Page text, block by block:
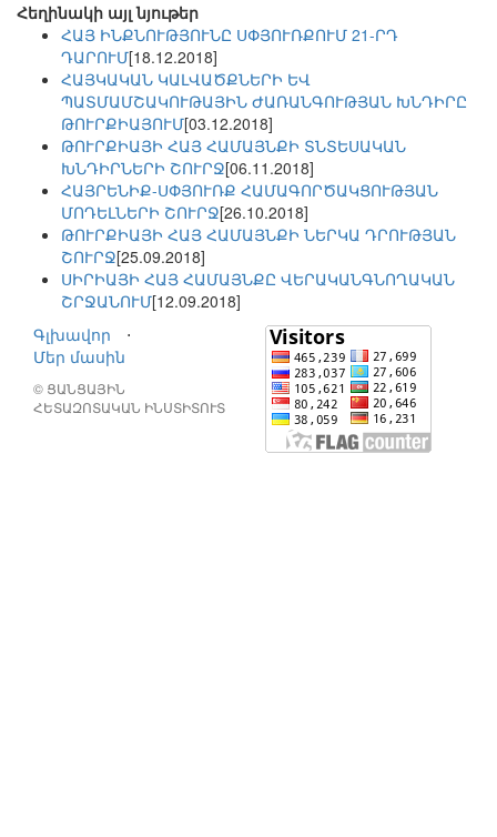
Հեղինակի այլ նյութեր
ՀԱՅ ԻՆՔՆՈՒԹՅՈՒՆԸ ՍՓՅՈՒՌՔՈՒՄ 21-ՐԴ
ԴԱՐՈՒՄ[18.12.2018]
ՀԱՅԿԱԿԱՆ ԿԱԼՎԱԾՔՆԵՐԻ ԵՎ
ՊԱՏՄԱՄՇԱԿՈՒԹԱՅԻՆ ԺԱՌԱՆԳՈՒԹՅԱՆ ԽՆԴԻՐԸ
ԹՈՒՐՔԻԱՅՈՒՄ[03.12.2018]
ԹՈՒՐՔԻԱՅԻ ՀԱՅ ՀԱՄԱՅՆՔԻ ՏՆՏԵՍԱԿԱՆ
ԽՆԴԻՐՆԵՐԻ ՇՈՒՐՋ[06.11.2018]
ՀԱՅՐԵՆԻՔ-ՍՓՅՈՒՌՔ ՀԱՄԱԳՈՐԾԱԿՑՈՒԹՅԱՆ
ՄՈԴԵԼՆԵՐԻ ՇՈՒՐՋ[26.10.2018]
ԹՈՒՐՔԻԱՅԻ ՀԱՅ ՀԱՄԱՅՆՔԻ ՆԵՐԿԱ ԴՐՈՒԹՅԱՆ
ՇՈՒՐՋ[25.09.2018]
ՍԻՐԻԱՅԻ ՀԱՅ ՀԱՄԱՅՆՔԸ ՎԵՐԱԿԱՆԳՆՈՂԱԿԱՆ
ՇՐՋԱՆՈՒՄ[12.09.2018]
Գլխավոր
⋅
Մեր մասին
© ՑԱՆՑԱՅԻՆ
ՀԵՏԱԶՈՏԱԿԱՆ ԻՆՍՏԻՏՈՒՏ